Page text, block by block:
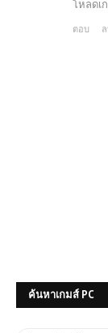
โหลดเ
ตอบ
ค้นหาเกมส์ PC